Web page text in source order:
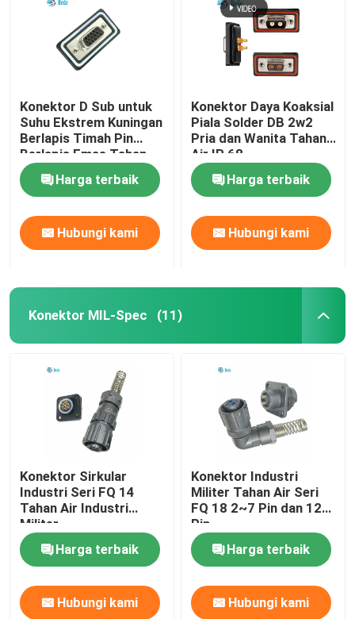
Konektor D Sub untuk
Suhu Ekstrem Kuningan
Berlapis Timah Pin
Berlapis Emas Tahan
Air IP68 -55°C Hingga
125°CHarga terbaik
Hubungi kami
Konektor Daya Koaksial
Piala Solder DB 2w2
Pria dan Wanita Tahan
Air IP 68
Harga terbaik
Hubungi kami
Konektor MIL-Spec (11)
Konektor Sirkular
Industri Seri FQ 14
Tahan Air Industri
Militer
Harga terbaik
Hubungi kami
Konektor Industri
Militer Tahan Air Seri
FQ 18 2~7 Pin dan 12
Pin
Harga terbaik
Hubungi kami